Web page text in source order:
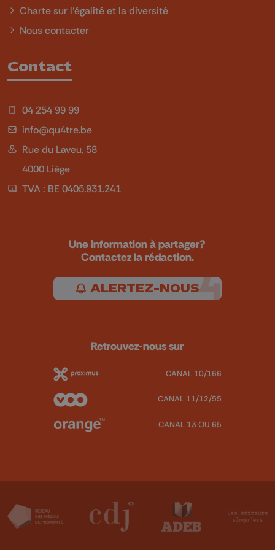
Charte sur l'égalité et la diversité
Nous contacter
Contact
04 254 99 99
info@qu4tre.be
Rue du Laveu, 58
4000 Liège
TVA : BE 0405.931.241
Une information à partager?
Contactez la rédaction.
ALERTEZ-NOUS
Retrouvez-nous sur
CANAL 10/166
CANAL 11/12/55
CANAL 13 OU 65